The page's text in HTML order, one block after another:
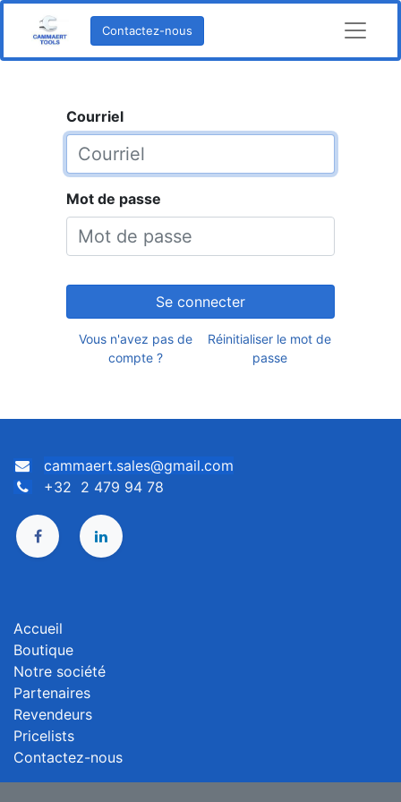
Contactez-nous
Courriel
Mot de passe
Se connecter
Vous n'avez pas de
compte ?
Réinitialiser le mot de
passe
cammaert.sales@gmail.com
+32 2 479 94 78
Accueil
Boutique
Notre société
Partenaires
Revendeurs
Pricelists
Contactez-nous